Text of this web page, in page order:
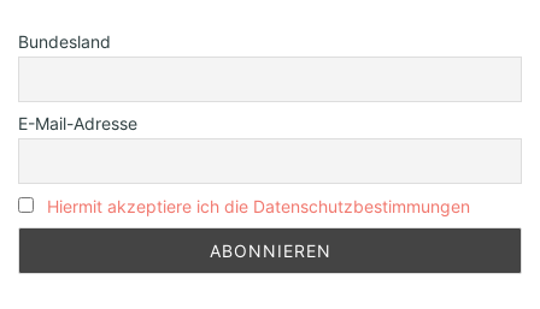
Bundesland
E-Mail-Adresse
Hiermit akzeptiere ich die Datenschutzbestimmungen